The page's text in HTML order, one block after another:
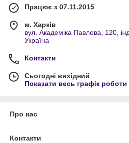
Працює з 07.11.2015
м. Харків
вул. Академіка Павлова, 120,
Україна
Контакти
Сьогодні вихідний
Показати весь графік роботи
Про нас
Контакти